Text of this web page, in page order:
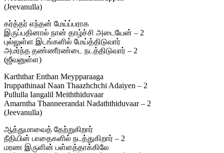
(Jeevanulla)
கர்த்தர் எந்தன் மேய்ப்பராக
இருப்பதினால் நான் தாழ்ச்சி அடையேன் – 2
புல்லுள்ள இடங்களில் மேய்த்திடுவார்
அமர்ந்த தண்ணீரண்டை நடத்திடுவார் – 2
(ஜீவனுள்ள)
Karththar Enthan Meypparaaga
Iruppathinaal Naan Thaazhchchi Adaiyen – 2
Pullulla Iangalil Meiththiduvaar
Amarntha Thanneerandai Nadaththiduvaar – 2
(Jeevanulla)
ஆத்துமாவைத் தேற்றுகிறார்
நீதியின் பாதைகளில் நடத்துகிறார் – 2
மரண இருளின் பள்ளத்தாக்கிலே